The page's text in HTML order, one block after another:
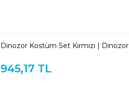
Dinozor Kostüm Set Kırmızı | Dinozor
945,17 TL